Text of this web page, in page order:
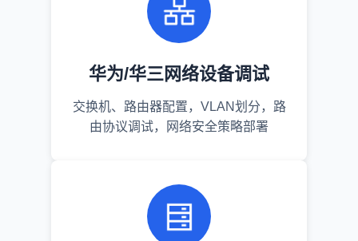
华为/华三网络设备调试
交换机、路由器配置，VLAN划分，路
由协议调试，网络安全策略部署